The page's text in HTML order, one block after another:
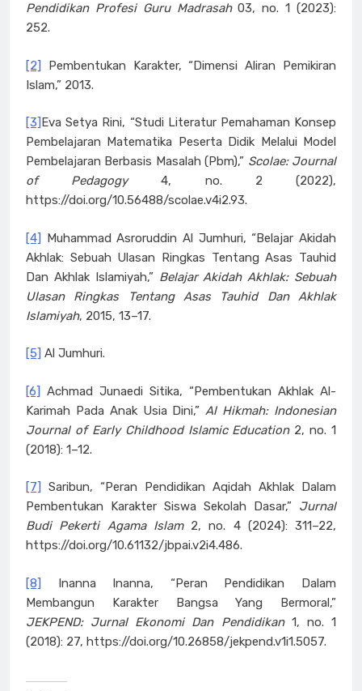
Pendidikan Profesi Guru Madrasah03, no. 1 (2023):
252.
[2]
Pembentukan Karakter, “Dimensi Aliran Pemikiran
Islam,” 2013.
[3]Eva Setya Rini, “Studi Literatur Pemahaman Konsep
Pembelajaran Matematika Peserta Didik Melalui Model
Pembelajaran Berbasis Masalah (Pbm),” Scolae: Journal
of Pedagogy4, no. 2 (2022),
https://doi.org/10.56488/scolae.v4i2.93.
[4] Muhammad Asroruddin Al Jumhuri, “Belajar Akidah
Akhlak: Sebuah Ulasan Ringkas Tentang Asas Tauhid
Dan Akhlak Islamiyah,” Belajar Akidah Akhlak: Sebuah
Ulasan Ringkas Tentang Asas Tauhid Dan Akhlak
Islamiyah, 2015, 13–17.
[5] Al Jumhuri.
[6] Achmad Junaedi Sitika, “Pembentukan Akhlak Al-
Karimah Pada Anak Usia Dini,”Al Hikmah: Indonesian
Journal of Early Childhood Islamic Education2, no. 1
(2018): 1–12.
[7]
Saribun, “Peran Pendidikan Aqidah Akhlak Dalam
Pembentukan Karakter Siswa Sekolah Dasar,” Jurnal
Budi Pekerti Agama Islam2, no. 4 (2024): 311–22,
https://doi.org/10.61132/jbpai.v2i4.486.
[8]
Inanna Inanna, “Peran Pendidikan Dalam
Membangun Karakter Bangsa Yang Bermoral,”
JEKPEND: Jurnal Ekonomi Dan Pendidikan1, no. 1
(2018): 27, https://doi.org/10.26858/jekpend.v1i1.5057.